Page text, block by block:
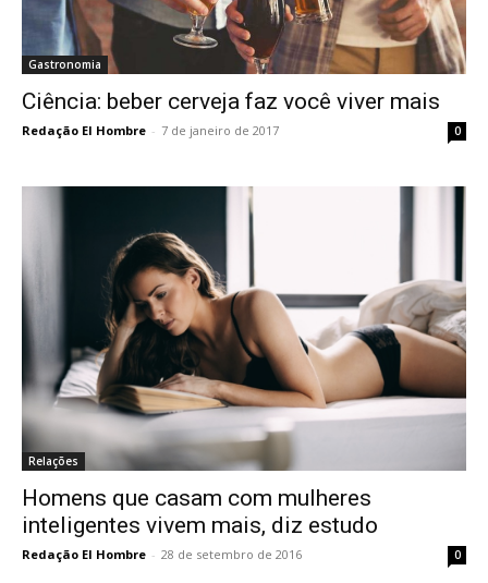
Gastronomia
Ciência: beber cerveja faz você viver mais
Redação El Hombre - 7 de janeiro de 2017 0
Relações
Homens que casam com mulheres
inteligentes vivem mais, diz estudo
Redação El Hombre - 28 de setembro de 2016 0